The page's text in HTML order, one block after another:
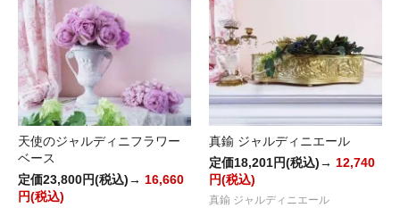
天使のジャルディニフラワー
ベース
定価23,800円(税込)→ 16,660
円(税込)
真鍮 ジャルディニエール
定価18,201円(税込)→ 12,740
円(税込)
真鍮 ジャルディニエール